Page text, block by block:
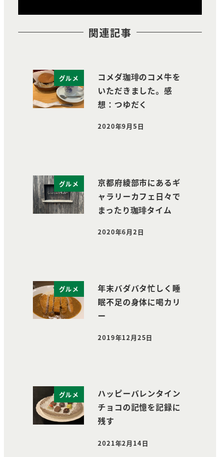
関連記事
グルメ
コメダ珈琲のコメ牛を
いただきました。感
想：つゆだく
投稿日
2020年9月5日
グルメ
京都府綾部市にあるギ
ャラリーカフェ日々で
まったり珈琲タイム
投稿日
2020年6月2日
グルメ
年末バダバタ忙しく睡
眠不足の身体に喝カリ
ー
投稿日
2019年12月25日
グルメ
ハッピーバレンタイン
チョコの記憶を記録に
残す
投稿日
2021年2月14日